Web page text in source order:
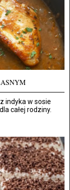
indyka w sosie
całej rodziny.